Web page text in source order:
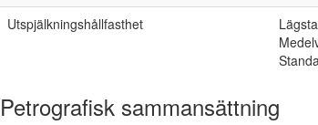
Utspjälkningshållfasthet
Petrografisk sammansättning